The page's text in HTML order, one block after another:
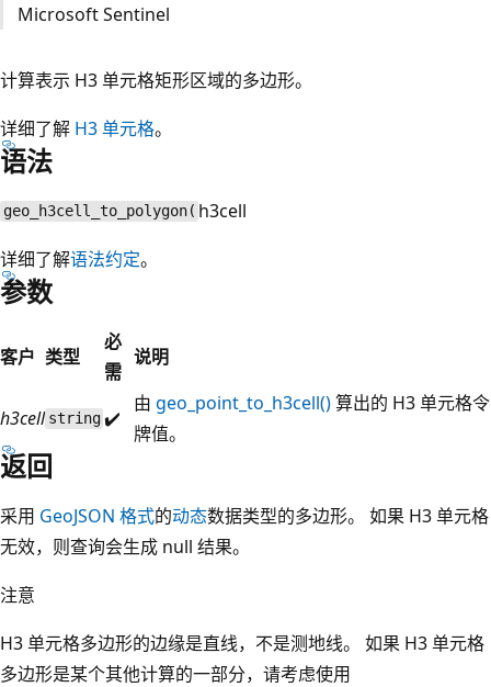
Microsoft Sentinel
计算表示 H3 单元格矩形区域的多边形。
详细了解 H3 单元格。
语法
geo_h3cell_to_polygon( h3cell
详细了解语法约定。
参数
客户 类型
必
需
说明
h3cell string ✔️
由 geo_point_to_h3cell()算出的 H3 单元格令
牌值。
返回
采用 GeoJSON 格式的动态数据类型的多边形。 如果 H3 单元格
无效，则查询会生成 null 结果。
注意
H3 单元格多边形的边缘是直线，不是测地线。 如果 H3 单元格
多边形是某个其他计算的一部分，请考虑使用